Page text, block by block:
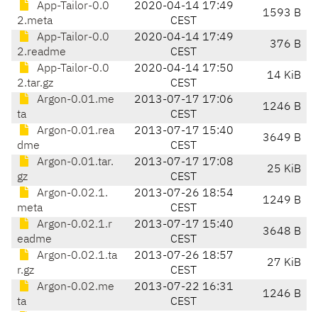
App-Tailor-0.0
2.meta
2020-04-14 17:49
CEST
1593 B
App-Tailor-0.0
2.readme
2020-04-14 17:49
CEST
376 B
App-Tailor-0.0
2.tar.gz
2020-04-14 17:50
CEST
14 KiB
Argon-0.01.me
ta
2013-07-17 17:06
CEST
1246 B
Argon-0.01.rea
dme
2013-07-17 15:40
CEST
3649 B
Argon-0.01.tar.
gz
2013-07-17 17:08
CEST
25 KiB
Argon-0.02.1.
meta
2013-07-26 18:54
CEST
1249 B
Argon-0.02.1.r
eadme
2013-07-17 15:40
CEST
3648 B
Argon-0.02.1.ta
r.gz
2013-07-26 18:57
CEST
27 KiB
Argon-0.02.me
ta
2013-07-22 16:31
CEST
1246 B